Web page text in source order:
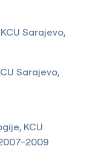
Sarajevo,
Sarajevo,
KCU
2009